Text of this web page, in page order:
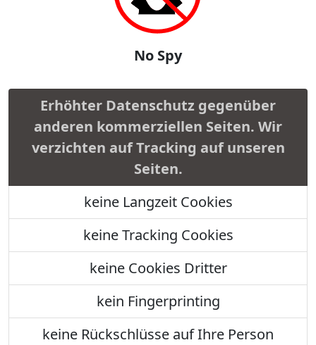
No Spy
Erhöhter Datenschutz gegenüber
anderen kommerziellen Seiten. Wir
verzichten auf Tracking auf unseren
Seiten.
keine Langzeit Cookies
keine Tracking Cookies
keine Cookies Dritter
kein Fingerprinting
keine Rückschlüsse auf Ihre Person